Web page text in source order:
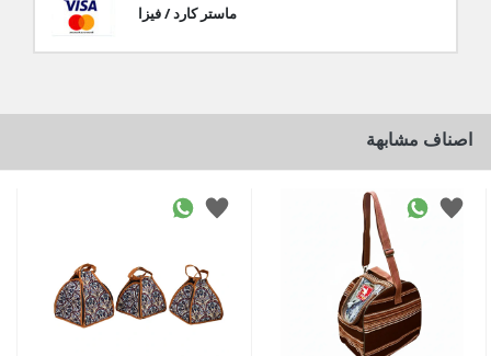
ماستر كارد / فيزا
اصناف مشابهة